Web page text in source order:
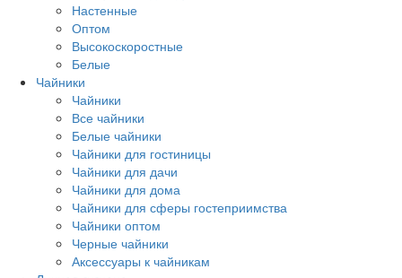
Настенные
Оптом
Высокоскоростные
Белые
Чайники
Чайники
Все чайники
Белые чайники
Чайники для гостиницы
Чайники для дачи
Чайники для дома
Чайники для сферы гостеприимства
Чайники оптом
Черные чайники
Аксессуары к чайникам